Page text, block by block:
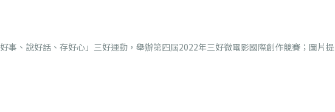
事、說好話、存好心」三好運動，舉辦第四屆2022年三好微電影國際創作競賽；圖片提